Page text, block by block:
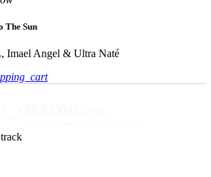
The Sun
Imael Angel & Ultra Naté